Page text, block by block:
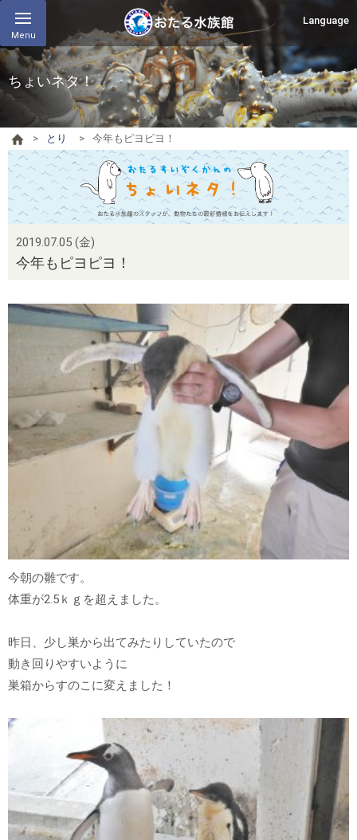
Menu
Language
ちょいネタ！
とり 今年もピヨピヨ！
2019.07.05 (金)
今年もピヨピヨ！
今朝の雛です。
体重が2.5ｋｇを超えました。
昨日、少し巣から出てみたりしていたので
動き回りやすいように
巣箱からすのこに変えました！